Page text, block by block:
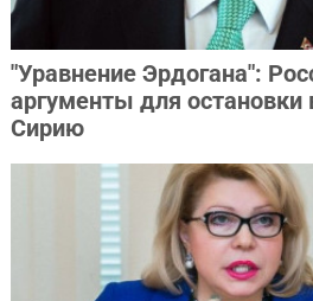
"Уравнение Эрдогана":
аргументы для остановки
Сирию